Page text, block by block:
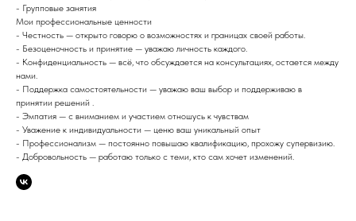
- Групповые занятия
Мои профессиональные ценности
- Честность — открыто говорю о возможностях и границах своей работы.
- Безоценочность и принятие — уважаю личность каждого.
- Конфиденциальность — всё, что обсуждается на консультациях, остается между
нами.
- Поддержка самостоятельности — уважаю ваш выбор и поддерживаю в
принятии решений .
- Эмпатия — с вниманием и участием отношусь к чувствам
- Уважение к индивидуальности — ценю ваш уникальный опыт
- Профессионализм — постоянно повышаю квалификацию, прохожу супервизию.
- Добровольность — работаю только с теми, кто сам хочет изменений.